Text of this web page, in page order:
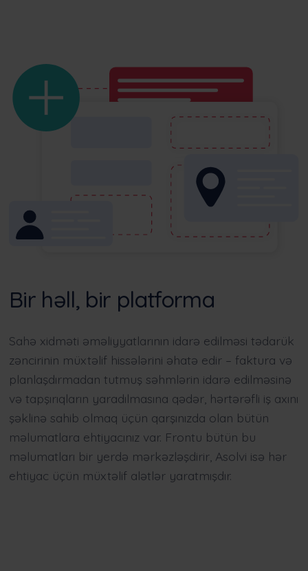
Bir həll, bir platforma
Sahə xidməti əməliyyatlarının idarə edilməsi tədarük
zəncirinin müxtəlif hissələrini əhatə edir – faktura və
planlaşdırmadan tutmuş səhmlərin idarə edilməsinə
və tapşırıqların yaradılmasına qədər, hərtərəfli iş axını
şəklinə sahib olmaq üçün qarşınızda olan bütün
məlumatlara ehtiyacınız var. Frontu bütün bu
məlumatları bir yerdə mərkəzləşdirir, Asolvi isə hər
ehtiyac üçün müxtəlif alətlər yaratmışdır.